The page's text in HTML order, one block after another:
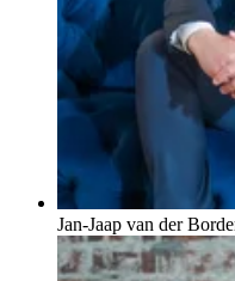
Jan-Jaap van der